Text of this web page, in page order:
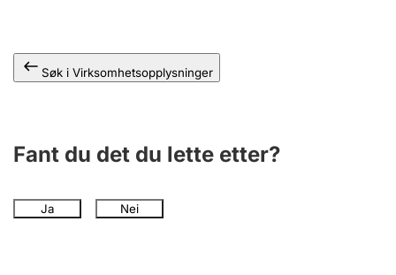
Søk i Virksomhetsopplysninger
Fant du det du lette etter?
Ja Nei